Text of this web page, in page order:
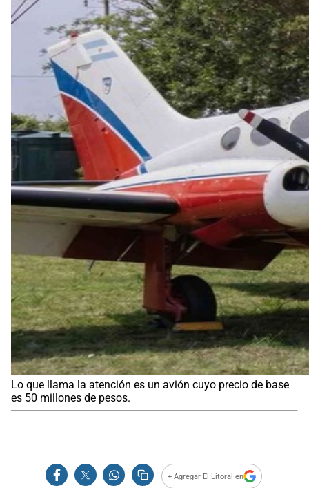
Lo que llama la atención es un avión cuyo precio de base
es 50 millones de pesos.
+ Agregar El Litoral en